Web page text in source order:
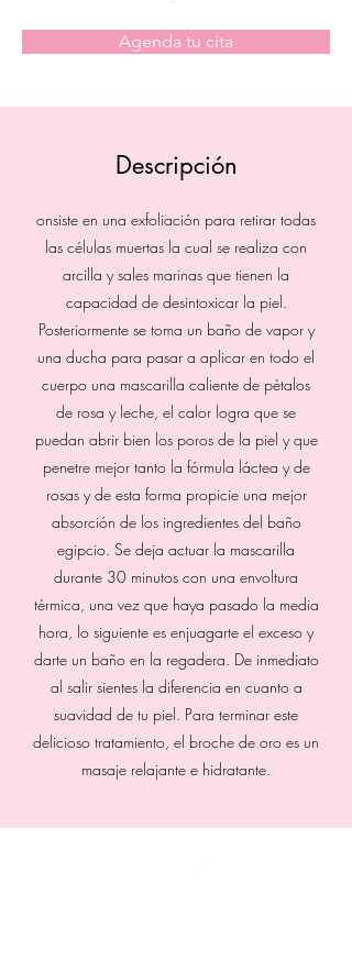
Agenda tu cita
Descripción
onsiste en una exfoliación para retirar todas
las células muertas la cual se realiza con
arcilla y sales marinas que tienen la
capacidad de desintoxicar la piel.
Posteriormente se toma un baño de vapor y
una ducha para pasar a aplicar en todo el
cuerpo una mascarilla caliente de pétalos
de rosa y leche, el calor logra que se
puedan abrir bien los poros de la piel y que
penetre mejor tanto la fórmula láctea y de
rosas y de esta forma propicie una mejor
absorción de los ingredientes del baño
egipcio. Se deja actuar la mascarilla
durante 30 minutos con una envoltura
térmica, una vez que haya pasado la media
hora, lo siguiente es enjuagarte el exceso y
darte un baño en la regadera. De inmediato
al salir sientes la diferencia en cuanto a
suavidad de tu piel. Para terminar este
delicioso tratamiento, el broche de oro es un
masaje relajante e hidratante.